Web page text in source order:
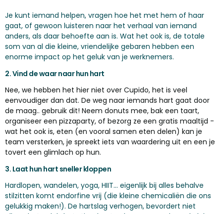
Je kunt iemand helpen, vragen hoe het met hem of haar
gaat, of gewoon luisteren naar het verhaal van iemand
anders, als daar behoefte aan is. Wat het ook is, de totale
som van al die kleine, vriendelijke gebaren hebben een
enorme impact op het geluk van je werknemers.
2. Vind de waar naar hun hart
Nee, we hebben het hier niet over Cupido, het is veel
eenvoudiger dan dat. De weg naar iemands hart gaat door
de maag.. gebruik dit! Neem donuts mee, bak een taart,
organiseer een pizzaparty, of bezorg ze een gratis maaltijd -
wat het ook is, eten (en vooral samen eten delen) kan je
team versterken, je spreekt iets van waardering uit en een je
tovert een glimlach op hun.
3. Laat hun hart sneller kloppen
Hardlopen, wandelen, yoga, HIIT... eigenlijk bij alles behalve
stilzitten komt endorfine vrij (die kleine chemicaliën die ons
gelukkig maken!). De hartslag verhogen, bevordert niet